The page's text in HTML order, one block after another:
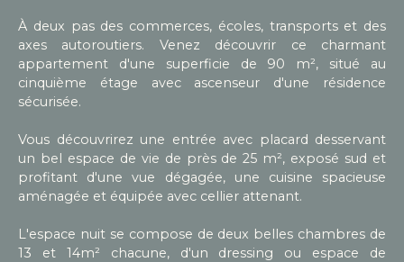
À deux pas des commerces, écoles, transports et des
axes autoroutiers. Venez découvrir ce charmant
appartement d'une superficie de 90 m², situé au
cinquième étage avec ascenseur d'une résidence
sécurisée.
Vous découvrirez une entrée avec placard desservant
un bel espace de vie de près de 25 m², exposé sud et
profitant d'une vue dégagée, une cuisine spacieuse
aménagée et équipée avec cellier attenant.
L'espace nuit se compose de deux belles chambres de
13 et 14m² chacune, d'un dressing ou espace de